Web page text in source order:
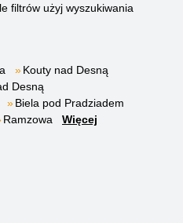
filtrów użyj wyszukiwania
Kouty nad Desną
Desną
Biela pod Pradziadem
Ramzowa
Więcej